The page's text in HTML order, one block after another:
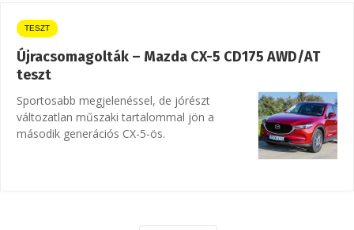
TESZT
Újracsomagolták – Mazda CX-5 CD175 AWD/AT
teszt
Sportosabb megjelenéssel, de jórészt
változatlan műszaki tartalommal jön a
második generációs CX-5-ös.